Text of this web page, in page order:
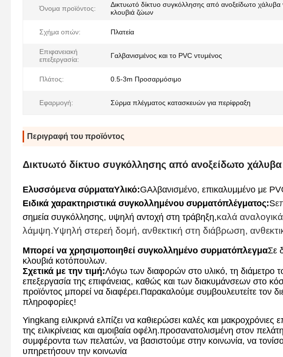
Όνομα προϊόντος:
Δικτυωτό δίκτυο συγκόλλησης από ανοξείδωτο χάλυβα
κλουβιά ζώων
Σχήμα οπών: Πλατεία
Επιφανειακή
επεξεργασία:
Γαλβανισμένος και το PVC ντυμένος
Πλάτος: 0.5-3m Προσαρμόσιμο
Εφαρμογή: Σύρμα πλέγματος κατασκευών για περίφραξη
Περιγραφή του προϊόντος
Δικτυωτό δίκτυο συγκόλλησης από ανοξείδωτο
Ελυσσόμενα σύρματαΥλικό:GΑλβανισμένο, επικαλυμμένο με
Ειδικά χαρακτηριστικά συγκολλημένου συρματόπλέγματος:S
σημεία συγκόλλησης, υψηλή αντοχή στη τράβηξη,καλά
λάμψη.Υψηλή στερεή δομή, ανθεκτική στη διάβρωση,
Μπορεί να χρησιμοποιηθεί συγκολλημένο συρματόπλεγμαΣε
κλουβιά κοτόπουλων.
Σχετικά με την τιμή:Λόγω των διαφορών στο υλικό, τη διάμετρο
επεξεργασία της επιφάνειας, καθώς και των διακυμάνσεων στο
προϊόντος μπορεί να διαφέρει.Παρακαλούμε συμβουλευτείτε τον
πληροφορίες!
Yingkang ειλικρινά ελπίζει να καθιερώσει καλές και
της ειλικρίνειας και αμοιβαία οφέλη.προσανατολισμένη στον
συμφέροντα των πελατών, να βασιστούμε στην κοινωνία, να
υπηρετήσουν την κοινωνία